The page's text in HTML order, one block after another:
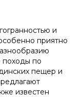
и
приятно
походы по
пещер и
известен